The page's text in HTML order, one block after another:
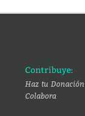
Contribuye:
Haz tu Donación
Colabora